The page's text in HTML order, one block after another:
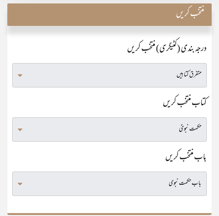
منتخب کریں
درجہ بندی (کٹیگری) منتخب کریں
کتاب منتخب کریں
باب منتخب کریں